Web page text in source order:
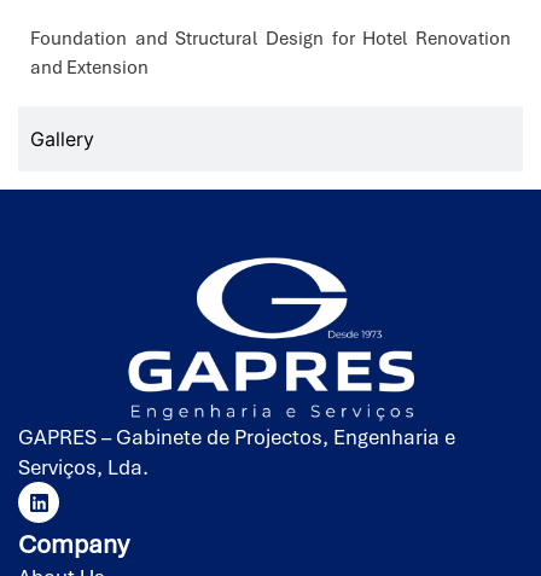
Gallery
Foundation and Structural Design for Hotel Renovation
and Extension
GAPRES – Gabinete de Projectos, Engenharia e
Serviços, Lda.
Company